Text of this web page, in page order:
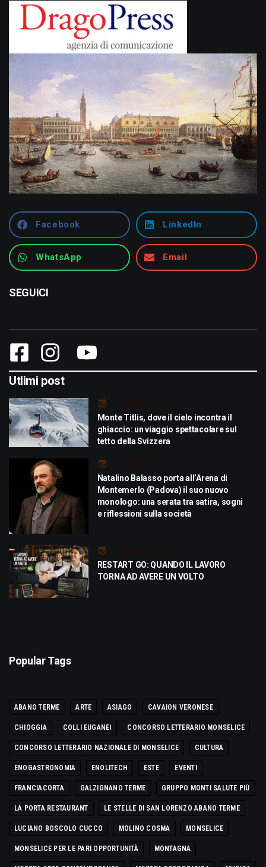
Facebook LinkedIn
WhatsApp Email
SEGUICI
Utlimi post
Luglio 29, 2026
Monte Titlis, dove il cielo incontra il
ghiaccio: un viaggio spettacolare sul
tetto della Svizzera
Luglio 21, 2026
Natalino Balasso porta all’Arena di
Montemerlo (Padova) il suo nuovo
monologo: una serata tra satira, sogni
e riflessioni sulla società
Luglio 21, 2026
RESTART GO: QUANDO IL LAVORO
TORNA AD AVERE UN VOLTO
Popular Tags
ABANO TERME ARTE ASIAGO CAVAION VERONESE
CHIOGGIA COLLI EUGANEI CONCORSO LETTERARIO MONSELICE
CONCORSO LETTERARIO NAZIONALE DI MONSELICE CULTURA
ENOGASTRONOMIA ENOLITECH ESTE EVENTI
FRANCIACORTA GALZIGNANO TERME GRUPPO MONTI SALUTE PIÙ
LA PORTA RESTAURANT LE STELLE DI SAN LORENZO ABANO TERME
LUCIANO BOSCOLO CUCCO MOLINO COSMA MONSELICE
MONSELICE PER LE PARI OPPORTUNITÀ MONTAGNA